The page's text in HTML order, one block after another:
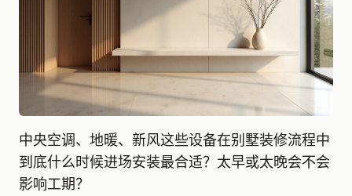
中央空调、地暖、新风这些设备在别墅装修流程中
到底什么时候进场安装最合适？太早或太晚会不会
影响工期？